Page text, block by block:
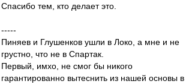
Спасибо тем, кто делает это.
-----
Пиняев и Глушенков ушли в Локо, а мне и не
грустно, что не в Спартак.
Первый, имхо, не смог бы никого
гарантированно вытеснить из нашей основы в